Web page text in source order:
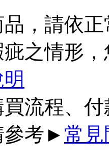
，請依
疵之情形
流程、
參考► 常